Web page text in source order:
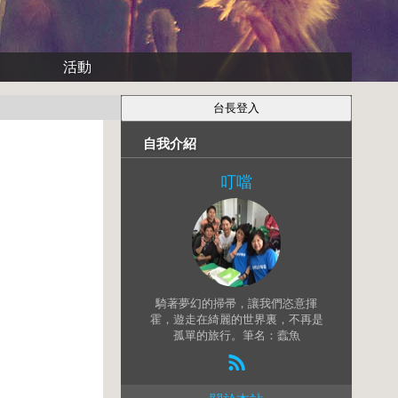
活動
自我介紹
叮噹
騎著夢幻的掃帚，讓我們恣意揮
霍，遊走在綺麗的世界裏，不再是
孤單的旅行。筆名：蠧魚